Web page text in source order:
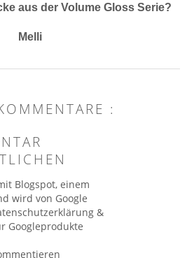
aus der Volume Gloss Serie?
Melli
:
Blogspot, einem
wird von Google
&
Googleprodukte